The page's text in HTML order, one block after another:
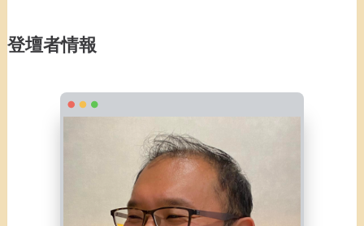
登壇者情報